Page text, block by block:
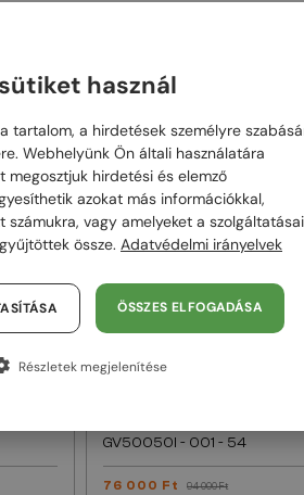
25
48/72 -20%
EGYFÓKUSZÚ LENCSÉVEL PLUSZ 25
GV50050I - 001 - 54
76 000 Ft 94 000 Ft
használ
tartalom, a hirdetések személyre
Webhelyünk Ön általi használatára
megosztjuk hirdetési és elemző
azokat más információkkal,
vagy amelyeket a
össze. Adatvédelmi irányelvek
ÖSSZES ELFOGADÁSA
Részletek megjelenítése